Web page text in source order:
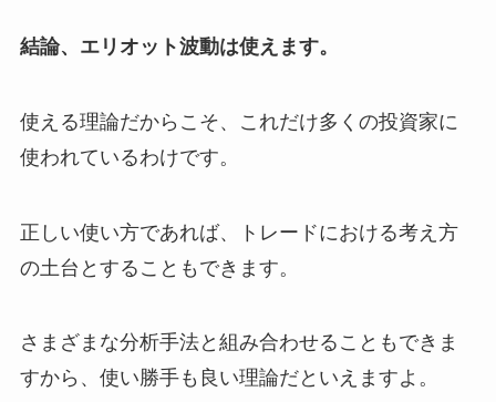
結論、エリオット波動は使えます。
使える理論だからこそ、これだけ多くの投資家に
使われているわけです。
正しい使い方であれば、トレードにおける考え方
の土台とすることもできます。
さまざまな分析手法と組み合わせることもできま
すから、使い勝手も良い理論だといえますよ。